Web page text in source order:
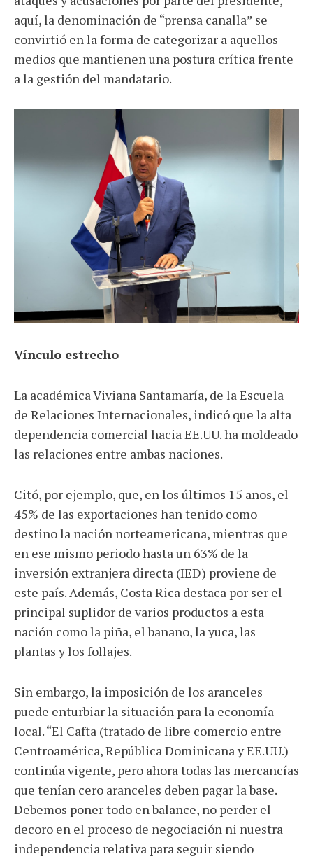
aquí, la denominación de “prensa canalla” se
convirtió en la forma de categorizar a aquellos
medios que mantienen una postura crítica frente
a la gestión del mandatario.
Vínculo estrecho
La académica Viviana Santamaría, de la Escuela
de Relaciones Internacionales, indicó que la alta
dependencia comercial hacia EE.UU. ha moldeado
las relaciones entre ambas naciones.
Citó, por ejemplo, que, en los últimos 15 años, el
45% de las exportaciones han tenido como
destino la nación norteamericana, mientras que
en ese mismo periodo hasta un 63% de la
inversión extranjera directa (IED) proviene de
este país. Además, Costa Rica destaca por ser el
principal suplidor de varios productos a esta
nación como la piña, el banano, la yuca, las
plantas y los follajes.
Sin embargo, la imposición de los aranceles
puede enturbiar la situación para la economía
local. “El Cafta (tratado de libre comercio entre
Centroamérica, República Dominicana y EE.UU.)
continúa vigente, pero ahora todas las mercancías
que tenían cero aranceles deben pagar la base.
Debemos poner todo en balance, no perder el
decoro en el proceso de negociación ni nuestra
independencia relativa para seguir siendo